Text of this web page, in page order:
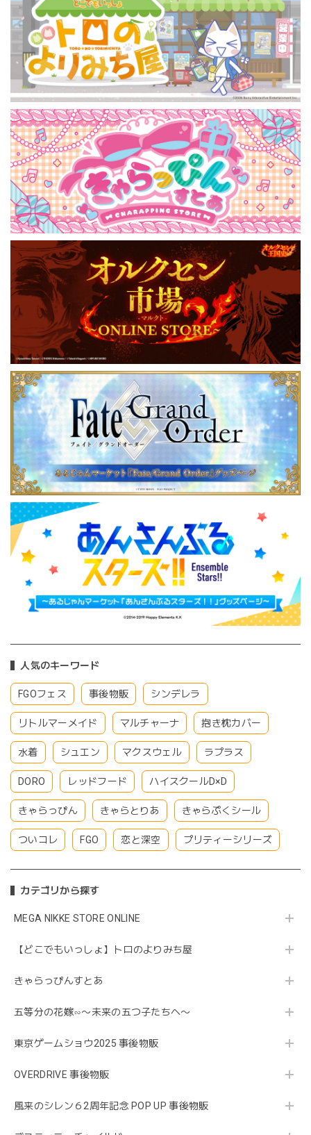
人気のキーワード
FGOフェス 事後物販 シンデレラ
リトルマーメイド マルチャーナ 抱き枕カバー
水着 シュエン マクスウェル ラプラス
DORO レッドフード ハイスクールD×D
きゃらっぴん きゃらとりあ きゃらぷくシール
ついコレ FGO 恋と深空 プリティーシリーズ
カテゴリから探す
MEGA NIKKE STORE ONLINE
【どこでもいっしょ】トロのよりみち屋
きゃらっぴんすとあ
五等分の花嫁∽〜未来の五つ子たちへ〜
東京ゲームショウ2025 事後物販
OVERDRIVE 事後物販
風来のシレン６2周年記念 POP UP 事後物販